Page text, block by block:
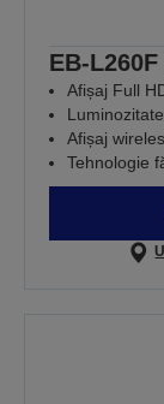
EB-
Afișaj Full
Afișaj
Tehnologie